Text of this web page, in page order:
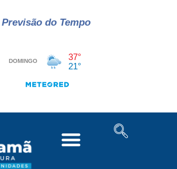
Previsão do Tempo